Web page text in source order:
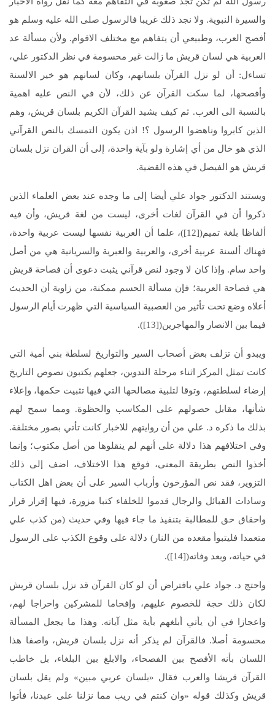
والسيرة النبوية. ولا نجد ذلك غريبا فالرسول صلى الله عليه وسلم هو
أفصح العرب، وطبيعي أن يتفاهم مع مختلف الاقوام. ولأن مسألة عد
العربية هي لسان قريش ما زالت غير محسومة في نظر الدكتور علي،
تساءل: أن لو نزل القرآن بلسانهم، وكان لسانهم هو خير الالسنة
وأفصحها، لما سكت القرآن عن ذلك، لأن في النص عليه اهمية
بالنسبة الى العرب. ثم كيف يشيد القرآن الكريم بلسان قريش، وهم
الذين كابروا وناهضوا الرسول ؟! اذن يكون التمسك بالنص القرآني
الذي هو خال من أي إشارة ولو بآية واحدة، إلى أن القران نزل بلسان
قريش هو الفيصل في هذه القضية.
ويستند الدكتور جواد علي أيضا إلى ما وجده عند بعض العلماء الذين
ذكروا أن في القرآن لغات أخرى، ليست من لغة قريش، وأن فيه
ألفاظا بلغة تميم([12])، علما أن العربية نفسها ليست عربية واحدة،
فهناك ألسنة عربية أخرى، والعربية والعبرية والسريانية هي من أصل
واحد سام. وإذا كان لا وجود لنص قرآني يثبت دعوى أن فصاحة قريش
هي فصاحة العربية؛ فإن مسألة الحسم ممكنة، من زاوية أن الحديث
أعلاه وضع تحت تأثير من العصبية السياسية التي ظهرت أيام الرسول
فيما بين الانصار والمهاجرين([13]).
ويبدو أن تزلف بعض أصحاب السير والتواريخ لسلطة بني أمية التي
كانت تمثل المركز اثناء مرحلة التدوين، جعلهم يكتبون نصوص التاريخ
إرضاء لسلطتهم، وتوقا لتلبية مصالحها التي فيها تثبيت حكمها، وإعلاء
شأنها، مقابل حصولهم على المكاسب والحظوة. ومما سمح لهم
بذلك ما ذكره د. علي من أن روايتهم للاخبار كانت تأتي بصور مختلفة.
وفي اختلافهم هذا دلالة على أنهم لم ينقلوها من أصل مكتوب؛ وإنما
أخذوا النص بطريقة المعنى، فوقع هذا الاختلاف، اضف إلى ذلك
التزوير، فقد نص المؤرخون وأرباب السير على أن بعض اهل الكتاب
وسادات القبائل والرجال قدموا للخلفاء كتبا مزورة، فيها إقرار قرار
واحقاق حق للمطالبة بتنفيذ ما جاء فيها وفي حديث (من كذب علي
متعمدا فليتبوأ مقعده من النار) دلالة على وقوع الكذب على الرسول
في حياته، وبعد وفاته([14]).
واحتج د. جواد علي بافتراض أن لو كان القرآن قد نزل بلسان قريش
لكان ذلك حجة للخصوم عليهم، وإفحاما للمشركين واحراجا لهم،
واعجازا في أن يأتي أبلغهم بأية مثل آياته. وهذا ما يجعل المسألة
محسومة أصلا. فالقرآن لم يذكر أنه نزل بلسان قريش، واصفا هذا
اللسان بأنه الأفصح بين الفصحاء، والابلغ بين البلغاء، بل خاطب
القرآن قريشا والعرب فقال «بلسان عربي مبين» ولم يقل بلسان
قريش وكذلك قوله «وان كنتم في ريب مما نزلنا على عبدنا، فأتوا